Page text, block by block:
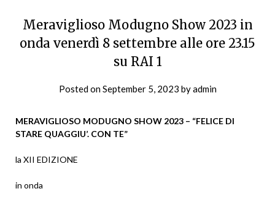
Meraviglioso Modugno Show 2023 in
onda venerdì 8 settembre alle ore 23.15
su RAI 1
Posted onSeptember 5, 2023 byadmin
MERAVIGLIOSO MODUGNO SHOW 2023 – “FELICE DI
STARE QUAGGIU’. CON TE”
la XII EDIZIONE
in onda